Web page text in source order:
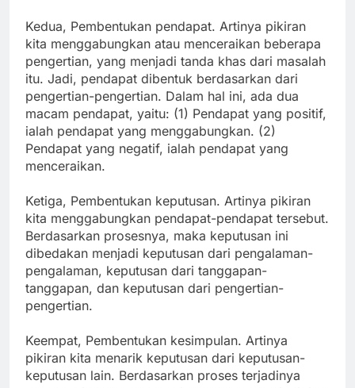
Kedua, Pembentukan pendapat. Artinya pikiran
kita menggabungkan atau menceraikan beberapa
pengertian, yang menjadi tanda khas dari masalah
itu. Jadi, pendapat dibentuk berdasarkan dari
pengertian-pengertian. Dalam hal ini, ada dua
macam pendapat, yaitu: (1) Pendapat yang positif,
ialah pendapat yang menggabungkan. (2)
Pendapat yang negatif, ialah pendapat yang
menceraikan.
Ketiga, Pembentukan keputusan. Artinya pikiran
kita menggabungkan pendapat-pendapat tersebut.
Berdasarkan prosesnya, maka keputusan ini
dibedakan menjadi keputusan dari pengalaman-
pengalaman, keputusan dari tanggapan-
tanggapan, dan keputusan dari pengertian-
pengertian.
Keempat, Pembentukan kesimpulan. Artinya
pikiran kita menarik keputusan dari keputusan-
keputusan lain. Berdasarkan proses terjadinya